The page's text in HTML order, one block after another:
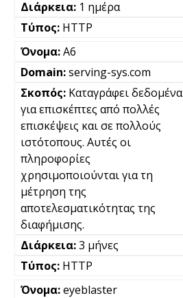
1 ημέρα
HTTP
A6
serving-sys.com
Καταγράφει δεδομένα
για επισκέπτες από πολλές
επισκέψεις και σε πολλούς
ιστότοπους. Αυτές οι
πληροφορίες
χρησιμοποιούνται για τη
μέτρηση της
αποτελεσματικότητας της
διαφήμισης.
3 μήνες
HTTP
eyeblaster